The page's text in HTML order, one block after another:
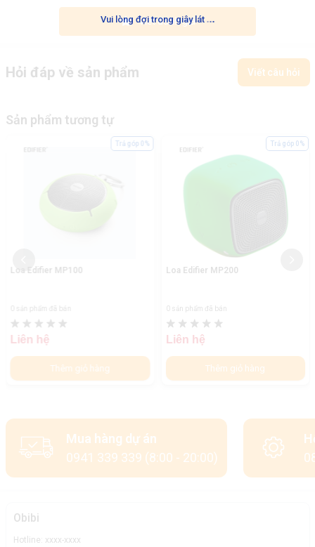
Vui lòng đợi trong giây lát ...
Viết đánh giá
Hỏi đáp về sản phẩm Viết câu hỏi
Sản phẩm tương tự
Loa Edifier MP100
0 sản phẩm đã bán
Liên hệ
Thêm giỏ hàng
Trả góp 0%
Loa Edifier MP200
0 sản phẩm đã bán
Liên hệ
Thêm giỏ hàng
Trả góp 0%
Mua hàng dự án
0941 339 339 (8:00 - 20:00)
Obibi
Hotline: xxxx-xxxx